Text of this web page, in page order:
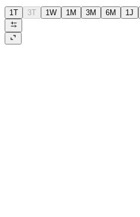
1T 3T 1W 1M 3M 6M 1J